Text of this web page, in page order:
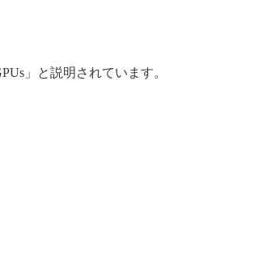
」と説明されています。